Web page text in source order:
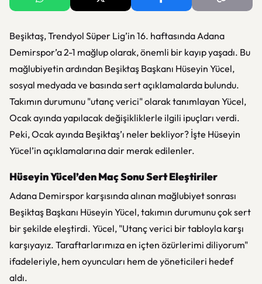
Beşiktaş, Trendyol Süper Lig’in 16. haftasında Adana
Demirspor’a 2-1 mağlup olarak, önemli bir kayıp yaşadı. Bu
mağlubiyetin ardından Beşiktaş Başkanı Hüseyin Yücel,
sosyal medyada ve basında sert açıklamalarda bulundu.
Takımın durumunu "utanç verici" olarak tanımlayan Yücel,
Ocak ayında yapılacak değişikliklerle ilgili ipuçları verdi.
Peki, Ocak ayında Beşiktaş’ı neler bekliyor? İşte Hüseyin
Yücel’in açıklamalarına dair merak edilenler.
Hüseyin Yücel’den Maç Sonu Sert Eleştiriler
Adana Demirspor karşısında alınan mağlubiyet sonrası
Beşiktaş Başkanı Hüseyin Yücel, takımın durumunu çok sert
bir şekilde eleştirdi. Yücel, "Utanç verici bir tabloyla karşı
karşıyayız. Taraftarlarımıza en içten özürlerimi diliyorum"
ifadeleriyle, hem oyuncuları hem de yöneticileri hedef
aldı.